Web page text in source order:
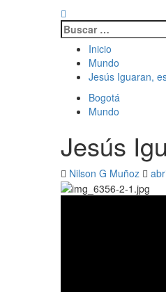
Buscar:
Inicio
Mundo
Jesús Iguaran,
Bogotá
Mundo
Jesús
Nilson G Muñoz